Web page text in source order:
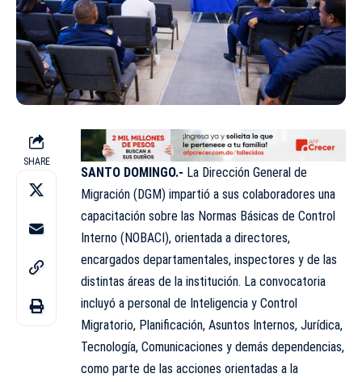
SHARE
SANTO DOMINGO.- La Dirección General de
Migración (DGM) impartió a sus colaboradores una
capacitación sobre las Normas Básicas de Control
Interno (NOBACI), orientada a directores,
encargados departamentales, inspectores y de las
distintas áreas de la institución. La convocatoria
incluyó a personal de Inteligencia y Control
Migratorio, Planificación, Asuntos Internos, Jurídica,
Tecnología, Comunicaciones y demás dependencias,
como parte de las acciones orientadas a la